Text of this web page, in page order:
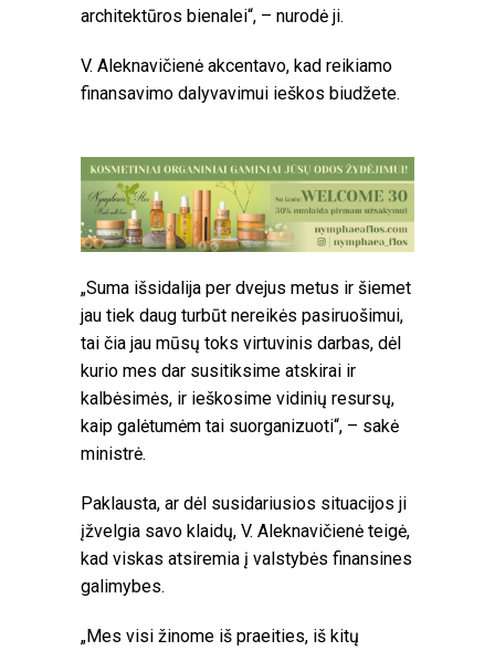
architektūros bienalei“, – nurodė ji.
V. Aleknavičienė akcentavo, kad reikiamo
finansavimo dalyvavimui ieškos biudžete.
„Suma išsidalija per dvejus metus ir šiemet
jau tiek daug turbūt nereikės pasiruošimui,
tai čia jau mūsų toks virtuvinis darbas, dėl
kurio mes dar susitiksime atskirai ir
kalbėsimės, ir ieškosime vidinių resursų,
kaip galėtumėm tai suorganizuoti“, – sakė
ministrė.
Paklausta, ar dėl susidariusios situacijos ji
įžvelgia savo klaidų, V. Aleknavičienė teigė,
kad viskas atsiremia į valstybės finansines
galimybes.
„Mes visi žinome iš praeities, iš kitų